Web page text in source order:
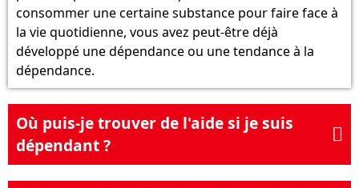
consommer une certaine substance pour faire face à
la vie quotidienne, vous avez peut-être déjà
développé une dépendance ou une tendance à la
dépendance.
Où puis-je trouver de l'aide si je suis
dépendant ?
